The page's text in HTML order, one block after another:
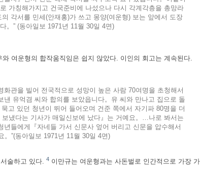
가칭해가지고 건국준비에 나섰으나 다시 각계각층을 총망라
각서를 민세(안재홍)가 쓰고 몽양(여운형) 보는 앞에서 도장
。” (동아일보 1971년 11월 30일 4면)
여운형의 합작움직임은 쉽지 않았다. 이인의 회고는 계속된다.
화관을 빌어 전국적으로 성망이 높은 사람 70여명을 초청해서
낸 유억겸 씨와 합의를 보았읍니다。유 씨와 만나고 집으로 돌
고 있던 청년이 뛰어 들어오며 건준 쪽에서 자기파 80명을 더
보냈다는 기사가 매일신보에 났다』는 거예요。…나로 봐서는
년들에게『자네들 가서 신문사 엎어 버리고 신문을 압수해서
”(동아일보 1971년 11월 30일 4면)
술하고 있다. 4 이만규는 여운형과는 사돈벌로 인간적으로 가장 가